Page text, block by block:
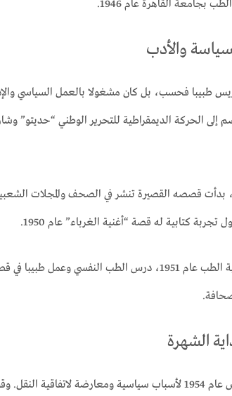
بجامعة القاهرة عام 1946.
والأدب
طبيبا فحسب، بل كان مشغولا بالعمل السياسي
إلى الحركة الديمقراطية للتحرير الوطني “حديتو”
بدأت قصصه القصيرة تنشر في الصحف والمجلات
كتابية له قصة “أغنية الغرباء” عام 1950.
وبعد تخرجه في كلية الطب عام 1951، درس الطب النفسي
الشهرة